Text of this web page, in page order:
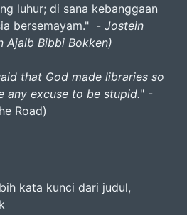
luhur; di sana kebanggaan
bersemayam." - Jostein
Ajaib Bibbi Bokken)
that God made libraries so
any excuse to be stupid." -
Road)
kata kunci dari judul,